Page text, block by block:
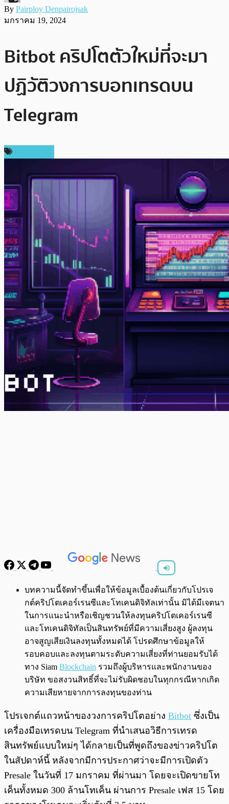
By Pairploy Denpairojsak
มกราคม 19, 2024
Bitbot คริปโตตัวใหม่ที่จะมา
ปฏิวัติวงการบอทเทรดบน
Telegram
พร้อมเล่น 0:00/0:00
บทความนี้จัดทำขึ้นเพื่อให้ข้อมูลเบื้องต้นเกี่ยวกับโปรเจ
กต์คริปโตเคอร์เรนซีและโทเคนดิจิทัลเท่านั้น มิได้มีเจตนา
ในการแนะนำหรือเชิญชวนให้ลงทุนคริปโตเคอร์เรนซี
และโทเคนดิจิทัลเป็นสินทรัพย์ที่มีความเสี่ยงสูง ผู้ลงทุน
อาจสูญเสียเงินลงทุนทั้งหมดได้ โปรดศึกษาข้อมูลให้
รอบคอบและลงทุนตามระดับความเสี่ยงที่ท่านยอมรับได้
ทาง Siam Blockchain รวมถึงผู้บริหารและพนักงานของ
บริษัท ขอสงวนสิทธิ์ที่จะไม่รับผิดชอบในทุกกรณีหากเกิด
ความเสียหายจากการลงทุนของท่าน
โปรเจกต์แถวหน้าของวงการคริปโตอย่าง Bitbot ซึ่งเป็น
เครื่องมือเทรดบน Telegram ที่นำเสนอวิธีการเทรด
สินทรัพย์แบบใหม่ๆ ได้กลายเป็นที่พูดถึงของข่าวคริปโต
ในสัปดาห์นี้ หลังจากมีการประกาศว่าจะมีการเปิดตัว
Presale ในวันที่ 17 มกราคม ที่ผ่านมา โดยจะเปิดขายโท
เค็นทั้งหมด 300 ล้านโทเค็น ผ่านการ Presale เฟส 15 โดย